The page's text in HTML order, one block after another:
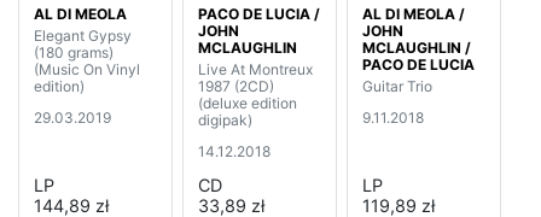
AL DI MEOLA
Elegant Gypsy
(180 grams)
(Music On Vinyl
edition)
29.03.2019
LP
144,89 zł
PACO DE LUCIA /
JOHN
MCLAUGHLIN
Live At Montreux
1987 (2CD)
(deluxe edition
digipak)
14.12.2018
CD
33,89 zł
AL DI MEOLA /
JOHN
MCLAUGHLIN /
PACO DE LUCIA
Guitar Trio
9.11.2018
LP
119,89 zł